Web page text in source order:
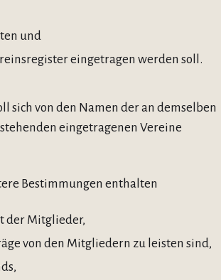
und
eingetragen werden soll.
sich von den Namen der an demselben
eingetragenen Vereine
Bestimmungen enthalten
der Mitglieder,
von den Mitgliedern zu leisten sind,